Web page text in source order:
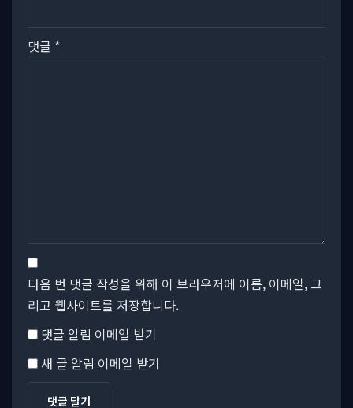
댓글 *
다음 번 댓글 작성을 위해 이 브라우저에 이름, 이메일, 그
리고 웹사이트를 저장합니다.
댓글 알림 이메일 받기
새 글 알림 이메일 받기